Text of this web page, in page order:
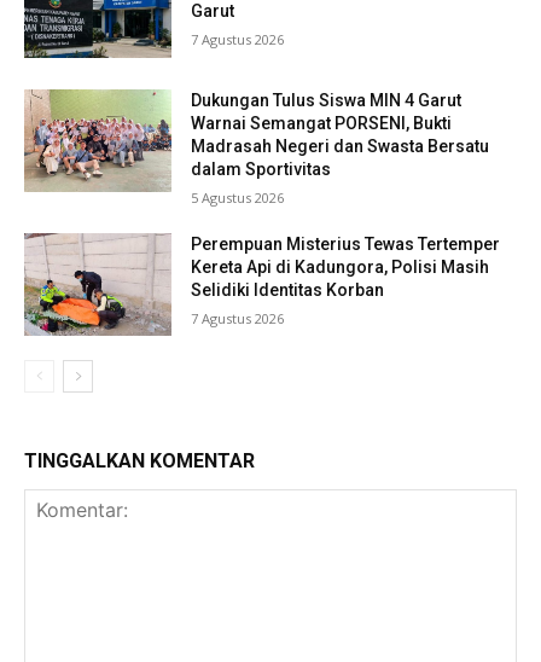
Garut
7 Agustus 2026
Dukungan Tulus Siswa MIN 4 Garut
Warnai Semangat PORSENI, Bukti
Madrasah Negeri dan Swasta Bersatu
dalam Sportivitas
5 Agustus 2026
Perempuan Misterius Tewas Tertemper
Kereta Api di Kadungora, Polisi Masih
Selidiki Identitas Korban
7 Agustus 2026
TINGGALKAN KOMENTAR